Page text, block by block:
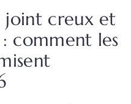
joint creux et
comment les